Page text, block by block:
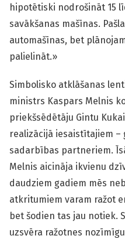
hipotētiski nodrošināt 15
savākšanas mašīnas.
automašīnas, bet
palielināt.»
Simbolisko atklāšanas
ministrs Kaspars Melnis
priekšsēdētāju Gintu
realizācijā iesaistītajiem –
sadarbības partneriem.
Melnis aicināja ikvienu
daudziem gadiem mēs
atkritumiem varam ražot
bet šodien tas jau notiek.
uzsvēra ražotnes